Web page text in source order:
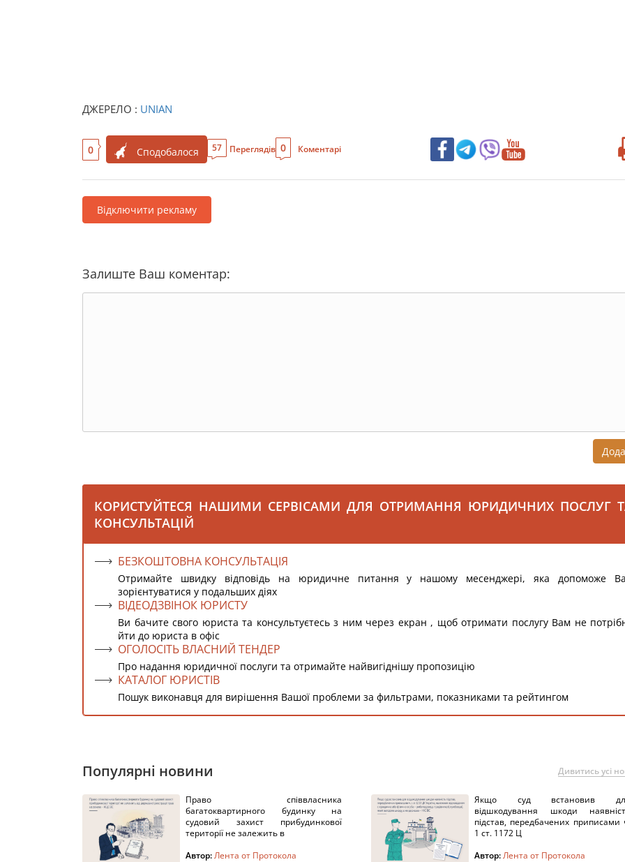
ДЖЕРЕЛО : UNIAN
0 Сподобалося 57 Переглядів 0 Коментарі
Відключити рекламу
Залиште Ваш коментар:
КОРИСТУЙТЕСЯ НАШИМИ СЕРВІСАМИ ДЛЯ ОТРИМАННЯ ЮРИДИЧНИХ ПОСЛУГ
КОНСУЛЬТАЦІЙ
БЕЗКОШТОВНА КОНСУЛЬТАЦІЯ
Отримайте швидку відповідь на юридичне питання у нашому месенджері, яка допоможе
зорієнтуватися у подальших діях
ВІДЕОДЗВІНОК ЮРИСТУ
Ви бачите свого юриста та консультуєтесь з ним через екран , щоб отримати послугу Вам не
йти до юриста в офіс
ОГОЛОСІТЬ ВЛАСНИЙ ТЕНДЕР
Про надання юридичної послуги та отримайте найвигіднішу пропозицію
КАТАЛОГ ЮРИСТІВ
Пошук виконавця для вирішення Вашої проблеми за фильтрами, показниками та рейтингом
Популярні новини Дивитись усі
Право співвласника
багатоквартирного будинку на
судовий захист прибудинкової
території не залежить в
Автор:Лента от Протокола
Якщо суд встановив
відшкодування шкоди
підстав, передбачених приписами
1 ст. 1172 Ц
Автор:Лента от Протокола